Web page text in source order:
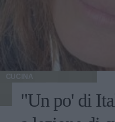
CUCINA
"Un po' di